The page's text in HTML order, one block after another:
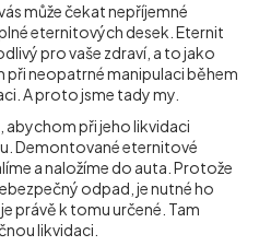
může čekat nepříjemné
eternitových desek. Eternit
pro vaše zdraví, a to jako
při neopatrné manipulaci během
A proto jsme tady my.
abychom při jeho likvidaci
Demontované eternitové
a naložíme do auta. Protože
odpad, je nutné ho
právě k tomu určené. Tam
likvidaci.